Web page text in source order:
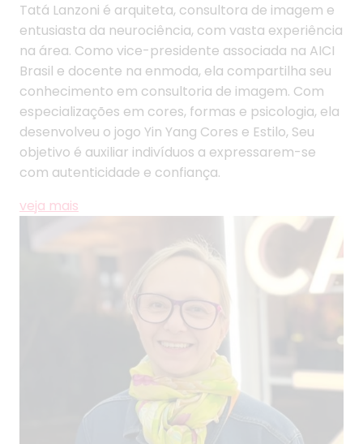
Tatá Lanzoni é arquiteta, consultora de imagem e
entusiasta da neurociência, com vasta experiência
na área. Como vice-presidente associada na AICI
Brasil e docente na enmoda, ela compartilha seu
conhecimento em consultoria de imagem. Com
especializações em cores, formas e psicologia, ela
desenvolveu o jogo Yin Yang Cores e Estilo, Seu
objetivo é auxiliar indivíduos a expressarem-se
com autenticidade e confiança.
veja mais